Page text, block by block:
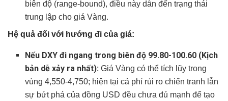
biên độ (range-bound), điều này dẫn đến trạng thái
trung lập cho giá Vàng.
Hệ quả đối với hướng đi của giá:
Nếu DXY đi ngang trong biên độ 99.80-100.60 (Kịch
bản dễ xảy ra nhất): Giá Vàng có thể tích lũy trong
vùng 4,550-4,750; hiện tại cả phí rủi ro chiến tranh lẫn
sự bứt phá của đồng USD đều chưa đủ mạnh để tạo